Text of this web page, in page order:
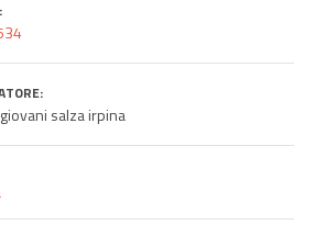
salza irpina